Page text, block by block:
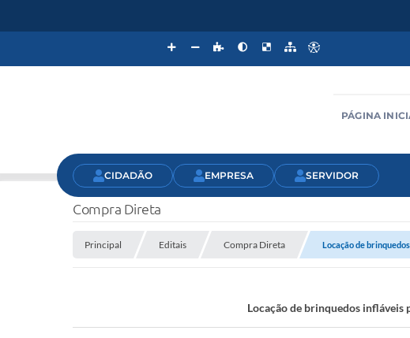
PÁGINA
CIDADÃO EMPRESA SERVIDOR
Compra Direta
Principal Editais Compra Direta Locação de
Locação de brinquedos infláveis